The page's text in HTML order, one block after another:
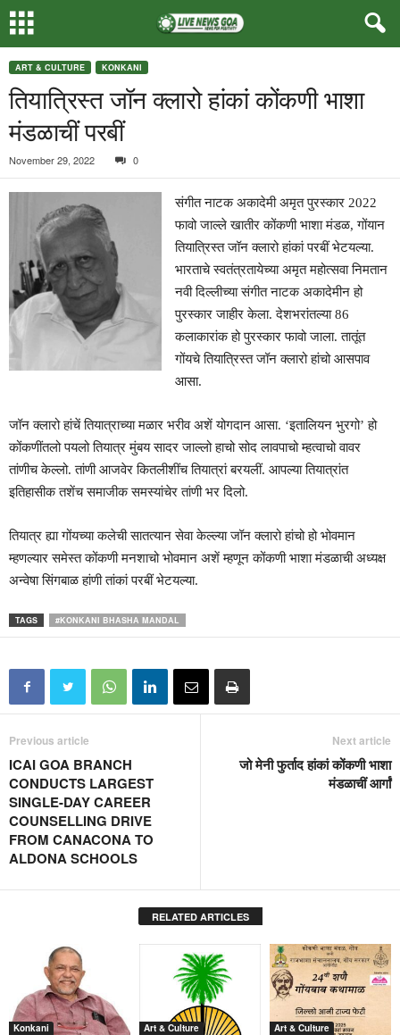
ART & CULTURE KONKANI
तियात्रिस्त जॉन क्लारो हांकां कोंकणी भाशा
मंडळाचीं परबीं
November 29, 2022 0
संगीत नाटक अकादेमी अमृत पुरस्कार 2022
फावो जाल्ले खातीर कोंकणी भाशा मंडळ, गोंयान
तियात्रिस्त जॉन क्लारो हांकां परबीं भेटयल्या.
भारताचे स्वतंत्रतायेच्या अमृत महोत्सवा निमतान
नवी दिल्लीच्या संगीत नाटक अकादेमीन हो
पुरस्कार जाहीर केला. देशभरांतल्या 86
कलाकारांक हो पुरस्कार फावो जाला. तातूंत
गोंयचे तियात्रिस्त जॉन क्लारो हांचो आसपाव
आसा.
जॉन क्लारो हांचें तियात्राच्या मळार भरीव अशें योगदान आसा. ‘इतालियन भुरगो’ हो
कोंकणींतलो पयलो तियात्र मुंबय सादर जाल्लो हाचो सोद लावपाचो म्हत्वाचो वावर
तांणीच केल्लो. तांणी आजवेर कितलीशींच तियात्रां बरयलीं. आपल्या तियात्रांत
इतिहासीक तशेंच समाजीक समस्यांचेर तांणी भर दिलो.
तियात्र ह्या गोंयच्या कलेची सातत्यान सेवा केल्ल्या जॉन क्लारो हांचो हो भोवमान
म्हणल्यार समेस्त कोंकणी मनशाचो भोवमान अशें म्हणून कोंकणी भाशा मंडळाची अध्यक्ष
अन्वेषा सिंगबाळ हांणी तांकां परबीं भेटयल्या.
TAGS #KONKANI BHASHA MANDAL
Previous article
ICAI GOA BRANCH
CONDUCTS LARGEST
SINGLE-DAY CAREER
COUNSELLING DRIVE
FROM CANACONA TO
ALDONA SCHOOLS
Next article
जो मेनी फुर्ताद हांकां कोंकणी भाशा
मंडळाचीं आर्गां
RELATED ARTICLES
Konkani Art & Culture Art & Culture